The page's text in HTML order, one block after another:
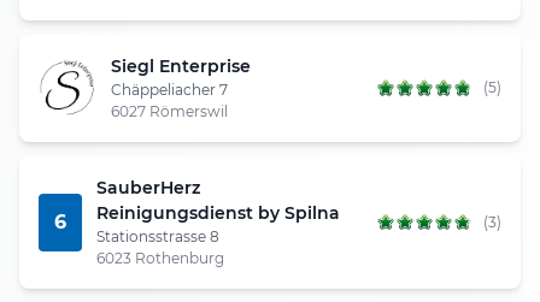
Siegl Enterprise
Chäppeliacher 7
6027 Römerswil
(5)
6
SauberHerz
Reinigungsdienst by Spilna
Stationsstrasse 8
6023 Rothenburg
(3)